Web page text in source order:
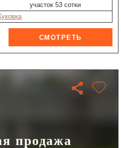
участок 53 сотки
продажа